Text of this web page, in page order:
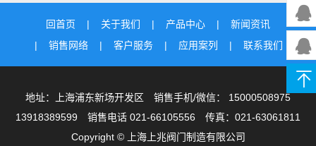
回首页 关于我们 产品中心
新闻资讯
销售网络
客户服务 应用案列 联系我们
地址：上海浦东新场开发区 销售手机/微信： 15000508975
13918389599 销售电话 021-66105556 传真：021-63061811
Copyright © 上海上兆阀门制造有限公司